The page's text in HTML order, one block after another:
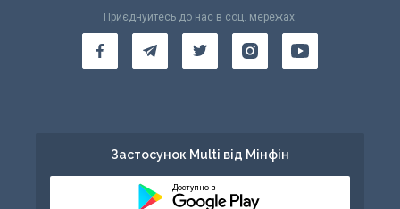
Приєднуйтесь до нас в соц. мережах:
Застосунок Multi від Мінфін
Доступно в